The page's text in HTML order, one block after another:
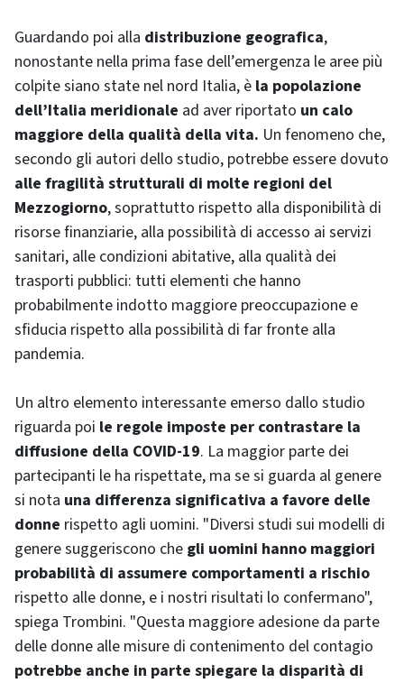
Guardando poi alla distribuzione geografica,
nonostante nella prima fase dell’emergenza le aree più
colpite siano state nel nord Italia, è la popolazione
dell’Italia meridionale ad aver riportato un calo
maggiore della qualità della vita. Un fenomeno che,
secondo gli autori dello studio, potrebbe essere dovuto
alle fragilità strutturali di molte regioni del
Mezzogiorno, soprattutto rispetto alla disponibilità di
risorse finanziarie, alla possibilità di accesso ai servizi
sanitari, alle condizioni abitative, alla qualità dei
trasporti pubblici: tutti elementi che hanno
probabilmente indotto maggiore preoccupazione e
sfiducia rispetto alla possibilità di far fronte alla
pandemia.
Un altro elemento interessante emerso dallo studio
riguarda poi le regole imposte per contrastare la
diffusione della COVID-19. La maggior parte dei
partecipanti le ha rispettate, ma se si guarda al genere
si nota una differenza significativa a favore delle
donne rispetto agli uomini. "Diversi studi sui modelli di
genere suggeriscono che gli uomini hanno maggiori
probabilità di assumere comportamenti a rischio
rispetto alle donne, e i nostri risultati lo confermano",
spiega Trombini. "Questa maggiore adesione da parte
delle donne alle misure di contenimento del contagio
potrebbe anche in parte spiegare la disparità di